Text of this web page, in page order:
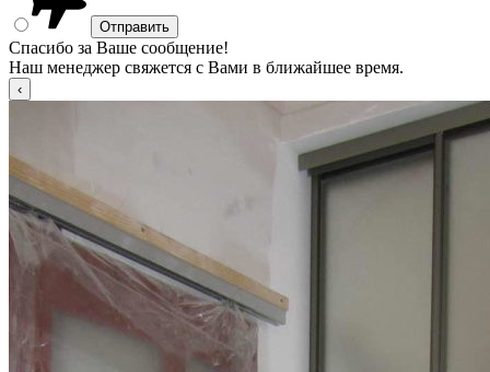
Спасибо за Ваше сообщение!
Наш менеджер свяжется с Вами в ближайшее время.